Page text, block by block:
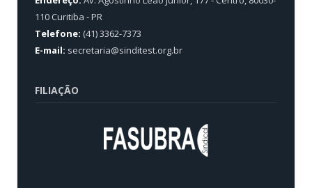
110 Curitiba - PR
Telefone: (41) 3362-7373
E-mail: secretaria@sinditest.org.br
FILIAÇÃO